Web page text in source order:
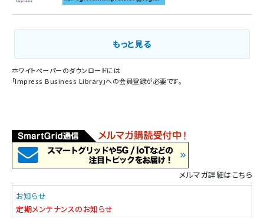
もっと見る
ホワイトペーパーのダウンロードには
「Impress Business Library」への会員登録が必要です。
メルマガ詳細はこちら
お知らせ
定期メンテナンスのお知らせ